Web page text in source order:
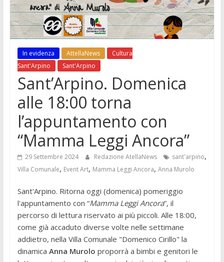
In evidenza AttellaNews
Cultura
Sant'Arpino
Sant'Arpino
Sant’Arpino. Domenica
alle 18:00 torna
l’appuntamento con
“Mamma Leggi Ancora”
29 Settembre 2024 Redazione AtellaNews sant'arpino,
Villa Comunale, Event Art, Mamma Leggi Ancora, Anna Murolo
Sant'Arpino. Ritorna oggi (domenica) pomeriggio
l'appuntamento con “Mamma Leggi Ancora”, il
percorso di lettura riservato ai più piccoli. Alle 18:00,
come già accaduto diverse volte nelle settimane
addietro, nella Villa Comunale "Domenico Cirillo" la
dinamica Anna Murolo proporrà a bimbi e genitori le